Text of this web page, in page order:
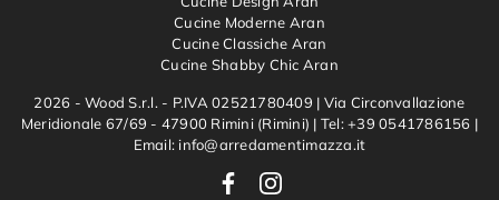
Cucine Moderne Aran
Cucine Classiche Aran
Cucine Shabby Chic Aran
2026 - Wood S.r.l. - P.IVA 02521780409 | Via Circonvallazione
Meridionale 67/69 - 47900 Rimini (Rimini) | Tel: +39 0541786156 |
Email: info@arredamentimazza.it